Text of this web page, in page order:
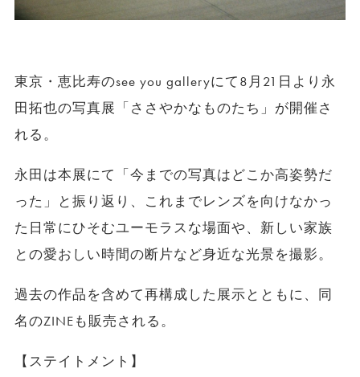
東京・恵比寿のsee you galleryにて8月21日より永
田拓也の写真展「ささやかなものたち」が開催さ
れる。
永田は本展にて「今までの写真はどこか高姿勢だ
った」と振り返り、これまでレンズを向けなかっ
た日常にひそむユーモラスな場面や、新しい家族
との愛おしい時間の断片など身近な光景を撮影。
過去の作品を含めて再構成した展示とともに、同
名のZINEも販売される。
【ステイトメント】